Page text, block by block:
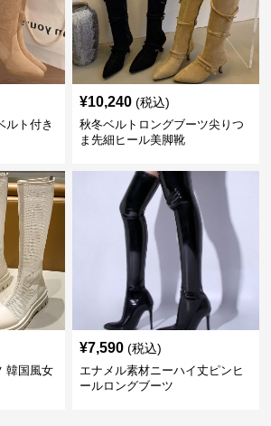
ルト付き
¥10,240 (税込)
秋冬ベルトロングブーツ尖りつ
ま先細ヒール美脚靴
韓国風女
¥7,590 (税込)
エナメル素材ニーハイ丈ピンヒ
ールロングブーツ